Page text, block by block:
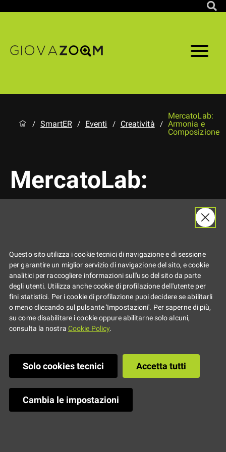
/ SmartER / Eventi / Creatività /
MercatoLab:
Armonia e
Composizione
MercatoLab:
Questo sito utilizza i cookie tecnici di navigazione e di sessione
per garantire un miglior servizio di navigazione del sito, e cookie
analitici per raccogliere informazioni sull'uso del sito da parte
degli utenti. Utilizza anche cookie di profilazione dell'utente per
fini statistici. Per i cookie di profilazione puoi decidere se abilitarli
o meno cliccando sul pulsante 'Impostazioni'. Per saperne di più,
su come disabilitare i cookie oppure abilitarne solo alcuni,
consulta la nostra Cookie Policy.
Solo cookies tecnici Accetta tutti
Cambia le impostazioni